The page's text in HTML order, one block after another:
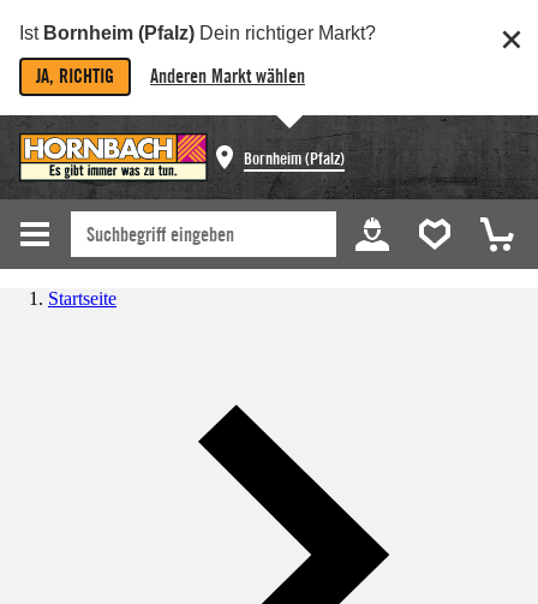
Ist Bornheim (Pfalz) Dein richtiger Markt?
JA, RICHTIG Anderen Markt wählen
Bornheim (Pfalz)
Startseite